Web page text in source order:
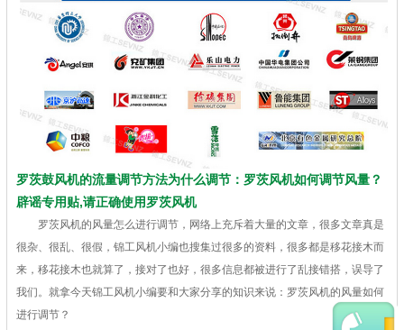
罗茨鼓风机的流量调节方法为什么调节：罗茨风机如何调节风量？
辟谣专用贴,请正确使用罗茨风机
罗茨风机的风量怎么进行调节，网络上充斥着大量的文章，很多文章真是
很杂、很乱、很假，锦工风机小编也搜集过很多的资料，很多都是移花接木而
来，移花接木也就算了，接对了也好，很多信息都被进行了乱接错搭，误导了
我们。就拿今天锦工风机小编要和大家分享的知识来说：罗茨风机的风量如何
进行调节？